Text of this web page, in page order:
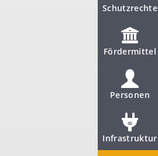
Schutzrechte
Fördermittel
Personen
Infrastruktur